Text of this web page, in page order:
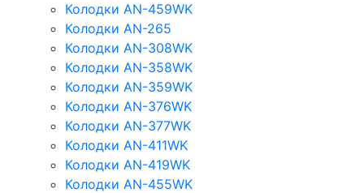
Колодки AN-459WK
Колодки AN-265
Колодки AN-308WK
Колодки AN-358WK
Колодки AN-359WK
Колодки AN-376WK
Колодки AN-377WK
Колодки AN-411WK
Колодки AN-419WK
Колодки AN-455WK